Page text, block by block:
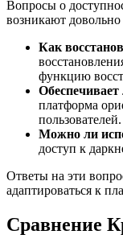
Вопросы о
возникают
Как
функцию
платформа
пользователей.
Можно ли
доступ к
Ответы на эти
адаптироваться к
Сравнение